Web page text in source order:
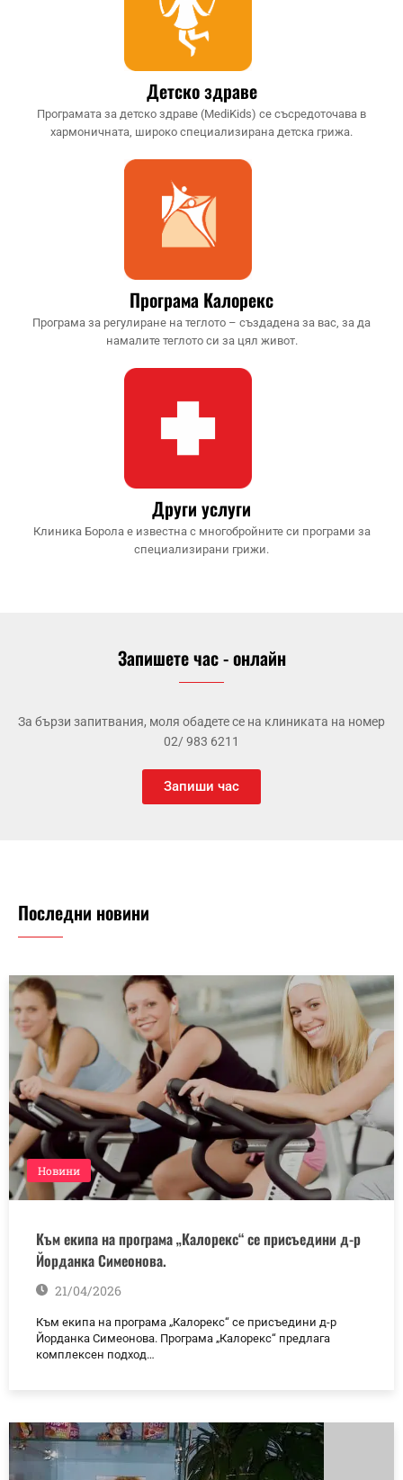
Детско здраве
Програмата за детско здраве (MediKids) се съсредоточава в
хармоничната, широко специализирана детска грижа.
Програма Калорекс
Програма за регулиране на теглото – създадена за вас, за да
намалите теглото си за цял живот.
Други услуги
Клиника Борола е известна с многобройните си програми за
специализирани грижи.
Запишете час - онлайн
За бързи запитвания, моля обадете се на клиниката на номер
02/ 983 6211
Запиши час
Последни новини
Новини
Към екипа на програма „Калорекс“ се присъедини д-р
Йорданка Симеонова.
21/04/2026
Към екипа на програма „Калорекс“ се присъедини д-р
Йорданка Симеонова. Програма „Калорекс“ предлага
комплексен подход…